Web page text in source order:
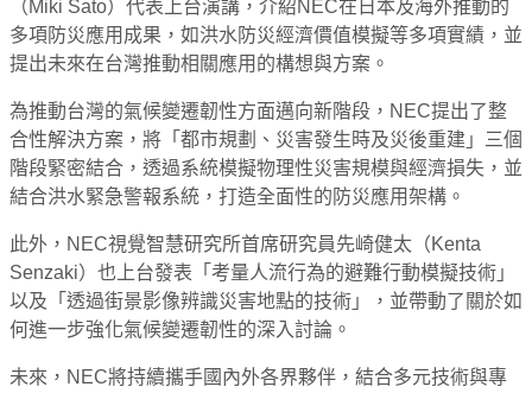
（Miki Sato）代表上台演講，介紹NEC在日本及海外推動的
多項防災應用成果，如洪水防災經濟價值模擬等多項實績，並
提出未來在台灣推動相關應用的構想與方案。
為推動台灣的氣候變遷韌性方面邁向新階段，NEC提出了整
合性解決方案，將「都市規劃、災害發生時及災後重建」三個
階段緊密結合，透過系統模擬物理性災害規模與經濟損失，並
結合洪水緊急警報系統，打造全面性的防災應用架構。
此外，NEC視覺智慧研究所首席研究員先崎健太（Kenta
Senzaki）也上台發表「考量人流行為的避難行動模擬技術」
以及「透過街景影像辨識災害地點的技術」，並帶動了關於如
何進一步強化氣候變遷韌性的深入討論。
未來，NEC將持續攜手國內外各界夥伴，結合多元技術與專